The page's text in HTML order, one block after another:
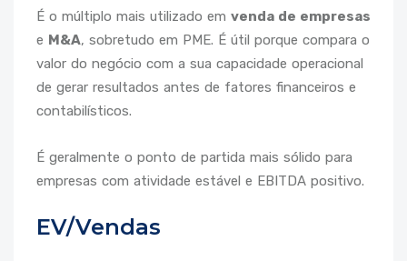
É o múltiplo mais utilizado em venda de empresas
e M&A, sobretudo em PME. É útil porque compara o
valor do negócio com a sua capacidade operacional
de gerar resultados antes de fatores financeiros e
contabilísticos.
É geralmente o ponto de partida mais sólido para
empresas com atividade estável e EBITDA positivo.
EV/Vendas